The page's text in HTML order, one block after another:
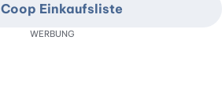
Coop Einkaufsliste
WERBUNG